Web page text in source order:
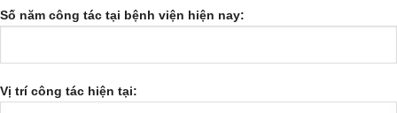
Số năm công tác tại bệnh viện hiện nay:
Vị trí công tác hiện tại: